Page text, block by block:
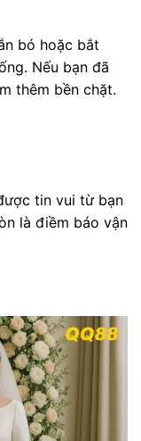
bó hoặc bắt
Nếu bạn đã
thêm bền chặt.
tin vui từ bạn
là điềm báo vận